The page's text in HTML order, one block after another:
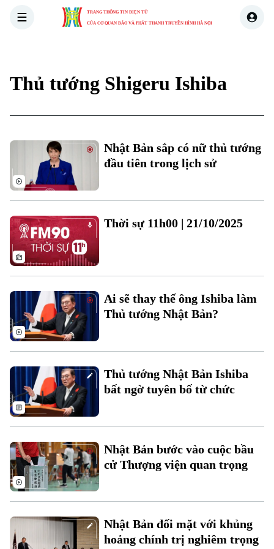
TRANG THÔNG TIN ĐIỆN TỬ
CỦA CƠ QUAN BÁO VÀ PHÁT THANH TRUYỀN HÌNH HÀ NỘI
Chuyên mục
Thời sự
Hà Nội
Chính trị
Xã hội
Công nghệ
Hà Nội
Nhịp sống Hà Nội
Người Hà Nội
Khoảnh khắc Hà Nội
Ẩm thực
Thế giới
Quân sự
Hồ sơ
Kinh tế
Tin tức
Cafe sáng
Doanh nghiệp
Nhà đất
Tin tức
Đầu tư
Căn hộ
Đất đai
Tàu và Xe
Ô tô
Tàu
Thị trường
Giáo dục
Tin tức
Hướng nghiệp
Văn hóa
Tin tức
Sức khỏe
Thủ tướng Shigeru Ishiba
Nhật Bản sắp có nữ thủ tướng
đầu tiên trong lịch sử
Thời sự 11h00 | 21/10/2025
Ai sẽ thay thế ông Ishiba làm
Thủ tướng Nhật Bản?
Thủ tướng Nhật Bản Ishiba
bất ngờ tuyên bố từ chức
Nhật Bản bước vào cuộc bầu
cử Thượng viện quan trọng
Nhật Bản đối mặt với khủng
hoảng chính trị nghiêm trọng